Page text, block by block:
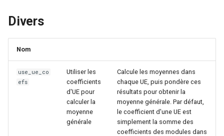
Divers
Nom
use_ue_co
efs
Utiliser les
coefficients
d'UE pour
calculer la
moyenne
générale
Calcule les moyennes dans
chaque UE, puis pondère ces
résultats pour obtenir la
moyenne générale. Par défaut,
le coefficient d'une UE est
simplement la somme des
coefficients des modules dans